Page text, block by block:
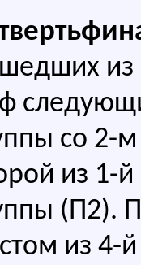
из
со 2-
из 1-
(П2).
из 4-